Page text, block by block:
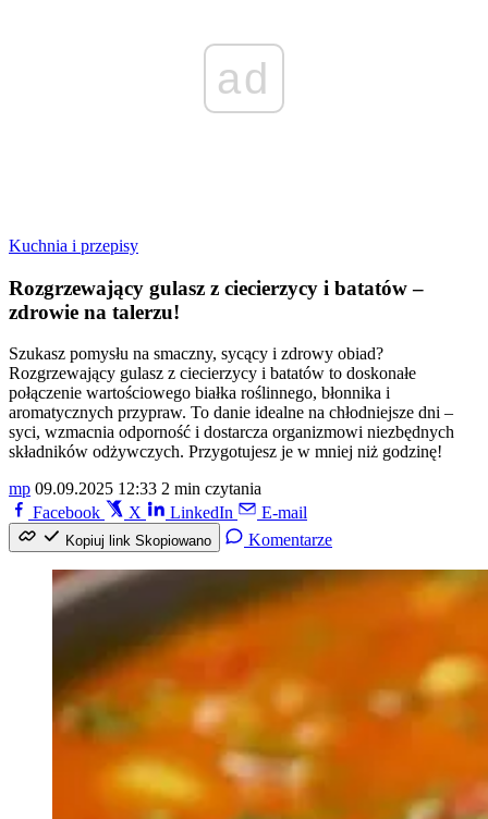
ad
Kuchnia i przepisy
Rozgrzewający gulasz z ciecierzycy i batatów –
zdrowie na talerzu!
Szukasz pomysłu na smaczny, sycący i zdrowy obiad?
Rozgrzewający gulasz z ciecierzycy i batatów to doskonałe
połączenie wartościowego białka roślinnego, błonnika i
aromatycznych przypraw. To danie idealne na chłodniejsze dni –
syci, wzmacnia odporność i dostarcza organizmowi niezbędnych
składników odżywczych. Przygotujesz je w mniej niż godzinę!
mp 09.09.2025 12:33 2 min czytania
Facebook
X LinkedIn E-mail
Kopiuj link Skopiowano Komentarze